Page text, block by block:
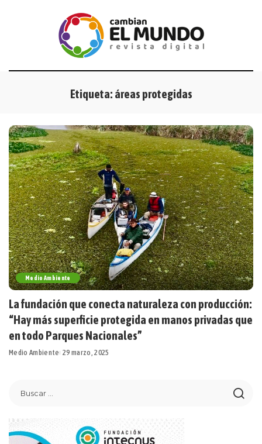
Etiqueta: áreas protegidas
Medio Ambiente
La fundación que conecta naturaleza con producción:
“Hay más superficie protegida en manos privadas que
en todo Parques Nacionales”
Medio Ambiente 29 marzo, 2025